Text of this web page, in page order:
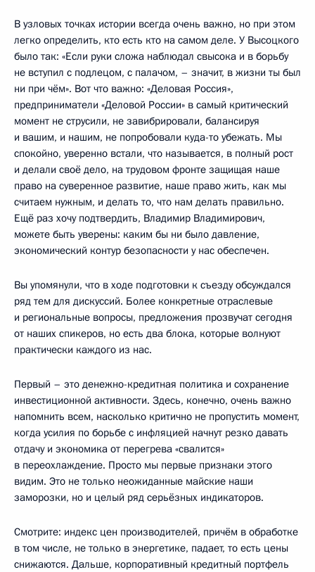
В узловых точках истории всегда очень важно, но при этом
легко определить, кто есть кто на самом деле. У Высоцкого
было так: «Если руки сложа наблюдал свысока и в борьбу
не вступил с подлецом, с палачом, – значит, в жизни ты был
ни при чём». Вот что важно: «Деловая Россия»,
предприниматели «Деловой России» в самый критический
момент не струсили, не завибрировали, балансируя
и вашим, и нашим, не попробовали куда-то убежать. Мы
спокойно, уверенно встали, что называется, в полный рост
и делали своё дело, на трудовом фронте защищая наше
право на суверенное развитие, наше право жить, как мы
считаем нужным, и делать то, что нам делать правильно.
Ещё раз хочу подтвердить, Владимир Владимирович,
можете быть уверены: каким бы ни было давление,
экономический контур безопасности у нас обеспечен.
Вы упомянули, что в ходе подготовки к съезду обсуждался
ряд тем для дискуссий. Более конкретные отраслевые
и региональные вопросы, предложения прозвучат сегодня
от наших спикеров, но есть два блока, которые волнуют
практически каждого из нас.
Первый – это денежно-кредитная политика и сохранение
инвестиционной активности. Здесь, конечно, очень важно
напомнить всем, насколько критично не пропустить момент,
когда усилия по борьбе с инфляцией начнут резко давать
отдачу и экономика от перегрева «свалится»
в переохлаждение. Просто мы первые признаки этого
видим. Это не только неожиданные майские наши
заморозки, но и целый ряд серьёзных индикаторов.
Смотрите: индекс цен производителей, причём в обработке
в том числе, не только в энергетике, падает, то есть цены
снижаются. Дальше, корпоративный кредитный портфель